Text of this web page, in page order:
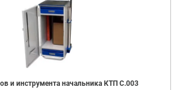
и инструмента начальника КТП C.003